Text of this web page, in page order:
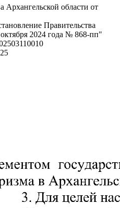
Архангельской области от
Правительства
2024 года № 868-пп"